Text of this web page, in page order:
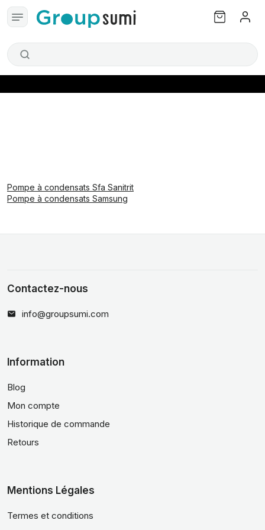
Pompe à condensats Sfa Sanitrit
Pompe à condensats Samsung
Contactez-nous
info@groupsumi.com
Information
Blog
Mon compte
Historique de commande
Retours
Mentions Légales
Termes et conditions